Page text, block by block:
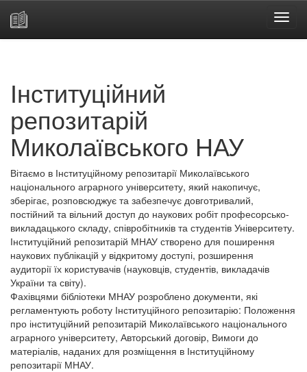
Інституційний
репозитарій
Миколаївського НАУ
Вітаємо в Інституційному репозитарії Миколаївського
національного аграрного університету, який накопичує,
зберігає, розповсюджує та забезпечує довготривалий,
постійний та вільний доступ до наукових робіт професорсько-
викладацького складу, співробітників та студентів Університету.
Інституційний репозитарій МНАУ створено для поширення
наукових публікацій у відкритому доступі, розширення
аудиторії їх користувачів (науковців, студентів, викладачів
України та світу).
Фахівцями бібліотеки МНАУ розроблено документи, які
регламентують роботу Інституційного репозитарію: Положення
про інституційний репозитарій Миколаївського національного
аграрного університету, Авторський договір, Вимоги до
матеріалів, наданих для розміщення в Інституційному
репозитарії МНАУ.